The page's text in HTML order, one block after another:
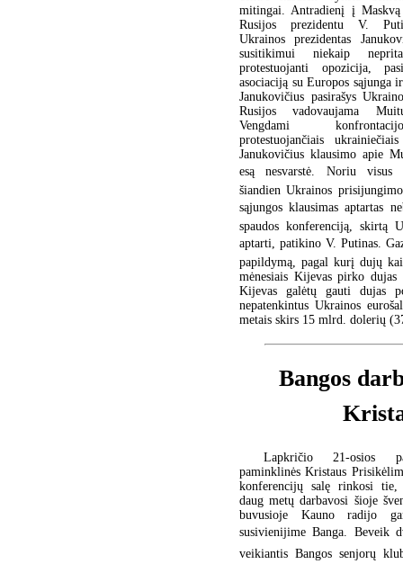
mitingai. Antradienį į
Rusijos prezidentu V.
Ukrainos prezidentas
susitikimui niekaip
protestuojanti opozicija,
asociaciją su Europos sąjunga
Janukovičius pasirašys
Rusijos vadovaujama
Vengdami
protestuojančiais
Janukovičius klausimo apie
esą nesvarstė. Noriu visus
šiandien Ukrainos
sąjungos klausimas aptartas
spaudos konferenciją, skirtą
aptarti, patikino V. Putinas.
papildymą, pagal kurį dujų
mėnesiais Kijevas pirko
Kijevas galėtų gauti dujas
nepatenkintus Ukrainos
metais skirs 15 mlrd. dolerių
Bangos
Lapkričio 21-osios
paminklinės Kristaus
konferencijų salę rinkosi
daug metų darbavosi šioje
buvusioje Kauno radijo
susivienijime Banga. Beveik
veikiantis Bangos senjorų